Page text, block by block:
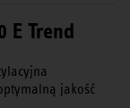
E Trend
jakość